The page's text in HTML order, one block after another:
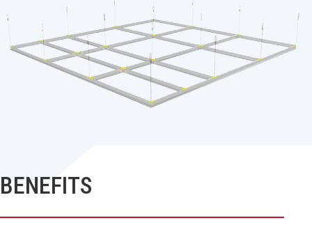
BENEFITS